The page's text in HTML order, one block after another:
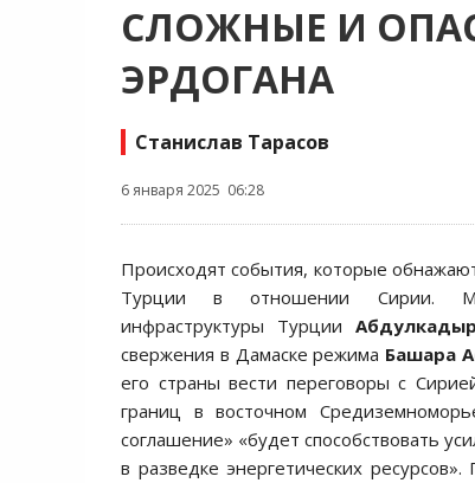
СЛОЖНЫЕ И
ЭРДОГАНА
Станислав Тарасов
6 января 2025 06:28
Происходят события, которые
Турции в отношении Сирии.
инфраструктуры Турции
свержения в Дамаске режима Башара
его страны вести переговоры с
границ в восточном
соглашение» «будет способствовать
в разведке энергетических